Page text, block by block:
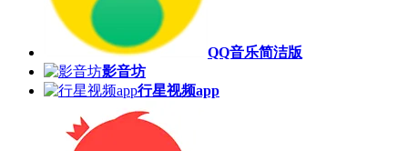
QQ音乐简洁版
影音坊
行星视频app